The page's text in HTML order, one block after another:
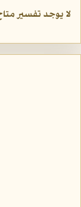
لا يوجد تفسير